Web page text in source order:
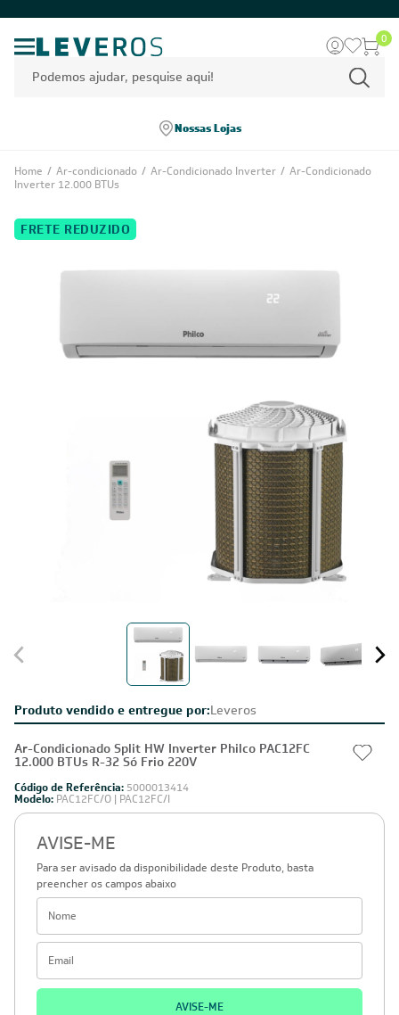
0
Nossas Lojas
Home / Ar-condicionado / Ar-Condicionado Inverter / Ar-Condicionado
Inverter 12.000 BTUs
Produto vendido e entregue por:Leveros
Ar-Condicionado Split HW Inverter Philco PAC12FC
12.000 BTUs R-32 Só Frio 220V
Código de Referência: 5000013414
Modelo: PAC12FC/O | PAC12FC/I
AVISE-ME
Para ser avisado da disponibilidade deste Produto, basta
preencher os campos abaixo
AVISE-ME
FRETE REDUZIDO